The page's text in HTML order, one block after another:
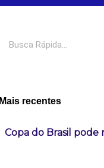
Mais recentes
Copa do Brasil